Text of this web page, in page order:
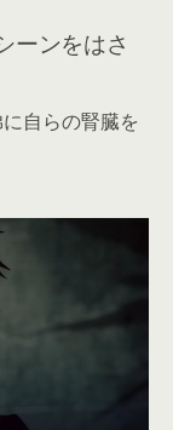
ーンをはさ
自らの腎臓を